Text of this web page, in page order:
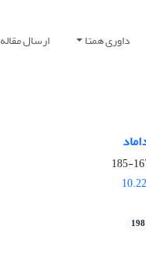
داوری همتا ارسال مقاله